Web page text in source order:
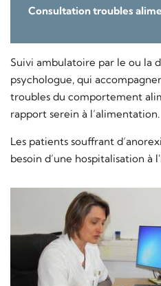
Consultation troubles
Suivi ambulatoire par le ou la
psychologue, qui
troubles du comportement
rapport serein à l’alimentation.
Les patients souffrant
besoin d’une hospitalisation à